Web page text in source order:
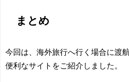
まとめ
今回は、 海外旅行へ行く場合に渡
便利なサイト をご紹介しました。